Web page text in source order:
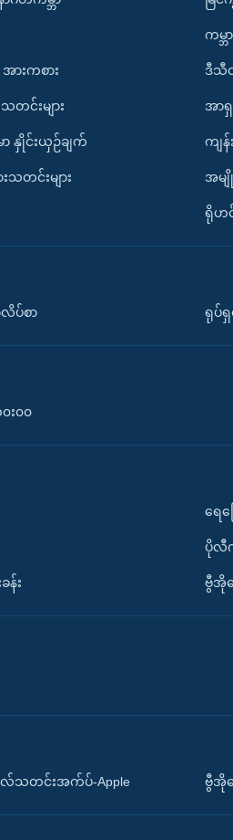
းကစား
တင်းများ
ာ နှိုင်းယှဉ်ချက်
းသတင်းများ
ကမ္ဘ
ဒီသီ
အာရှ
ကျန်
အမ
ရိုဟင်
လိပ်စာ ရုပ်
း၀၀
န်း
ရေမ
ပိုလီ
ဗွီအို
သတင်းအက်ပ်-Apple ဗွီအို